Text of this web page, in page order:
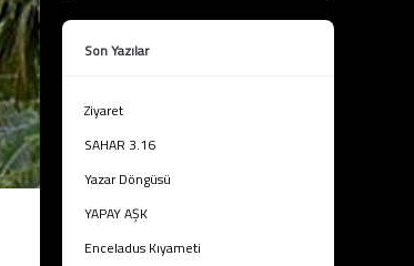
Son Yazılar
Ziyaret
SAHAR 3.16
Yazar Döngüsü
YAPAY AŞK
Enceladus Kıyameti